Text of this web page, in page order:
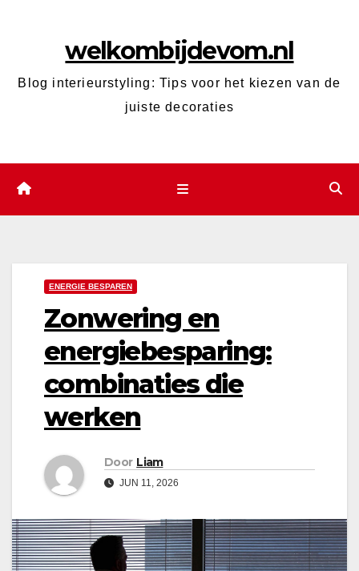
inhoud
welkombijdevom.nl
Blog interieurstyling: Tips voor het kiezen van de
juiste decoraties
ENERGIE BESPAREN
Zonwering en
energiebesparing:
combinaties die
werken
Door Liam
JUN 11, 2026